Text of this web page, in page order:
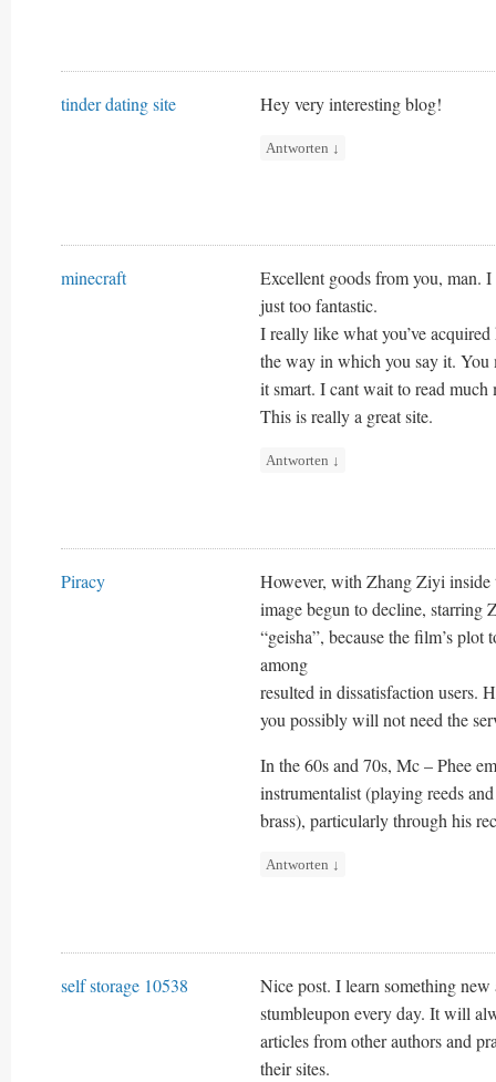
tinder dating site Hey very interesting blog!
Antworten ↓
minecraft
Excellent goods from you, man.
just too fantastic.
I really like what you’ve
the way in which you say it. You
it smart. I cant wait to read much
This is really a great site.
Antworten ↓
Piracy
However, with Zhang Ziyi inside
image begun to decline, starring
“geisha”, because the film’s plot
among
resulted in dissatisfaction users.
you possibly will not need the
In the 60s and 70s, Mc – Phee
instrumentalist (playing reeds and
brass), particularly through his
Antworten ↓
self storage 10538
Nice post. I learn something
stumbleupon every day. It will
articles from other authors and
their sites.